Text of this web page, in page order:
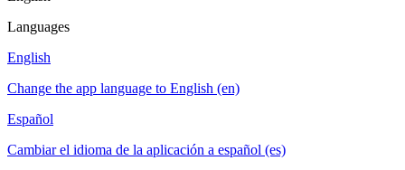
Languages
English
Change the app language to English (en)
Español
Cambiar el idioma de la aplicación a español (es)